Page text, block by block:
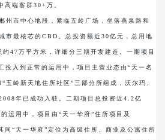
高端客群30+万。
市中心地段，紧临五岭广场，坐落燕泉路和
市最核芯的CBD。总投资额近30亿元，总用地
47万平方米，详细分三期开发建造。一期项目
投入到正常的运用中，项目主营业态由“天一名
五岭新天地住所社区”三部分所组成，沃尔玛、
年已成功入驻。二期项目总投资近4.2亿
运用中，项目由“天一华府”住所项目及
“天一华府”定位为高级住所、商业及公寓住所